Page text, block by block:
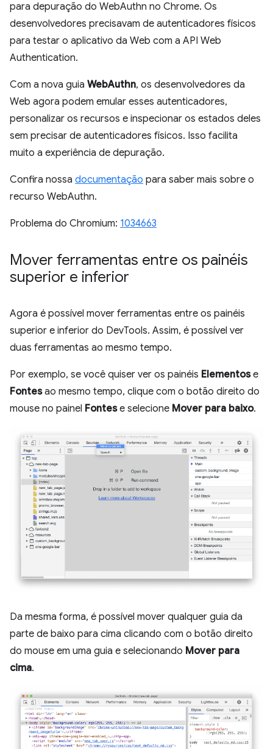
para depuração do WebAuthn no Chrome. Os
desenvolvedores precisavam de autenticadores físicos
para testar o aplicativo da Web com a API Web
Authentication.
Com a nova guia WebAuthn, os desenvolvedores da
Web agora podem emular esses autenticadores,
personalizar os recursos e inspecionar os estados deles
sem precisar de autenticadores físicos. Isso facilita
muito a experiência de depuração.
Confira nossa documentação para saber mais sobre o
recurso WebAuthn.
Problema do Chromium: 1034663
Mover ferramentas entre os painéis
superior e inferior
Agora é possível mover ferramentas entre os painéis
superior e inferior do DevTools. Assim, é possível ver
duas ferramentas ao mesmo tempo.
Por exemplo, se você quiser ver os painéis Elementose
Fontesao mesmo tempo, clique com o botão direito do
mouse no painel Fontese selecione Mover para baixo.
Da mesma forma, é possível mover qualquer guia da
parte de baixo para cima clicando com o botão direito
do mouse em uma guia e selecionando Mover para
cima.